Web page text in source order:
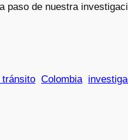
paso de nuestra
tránsito Colombia